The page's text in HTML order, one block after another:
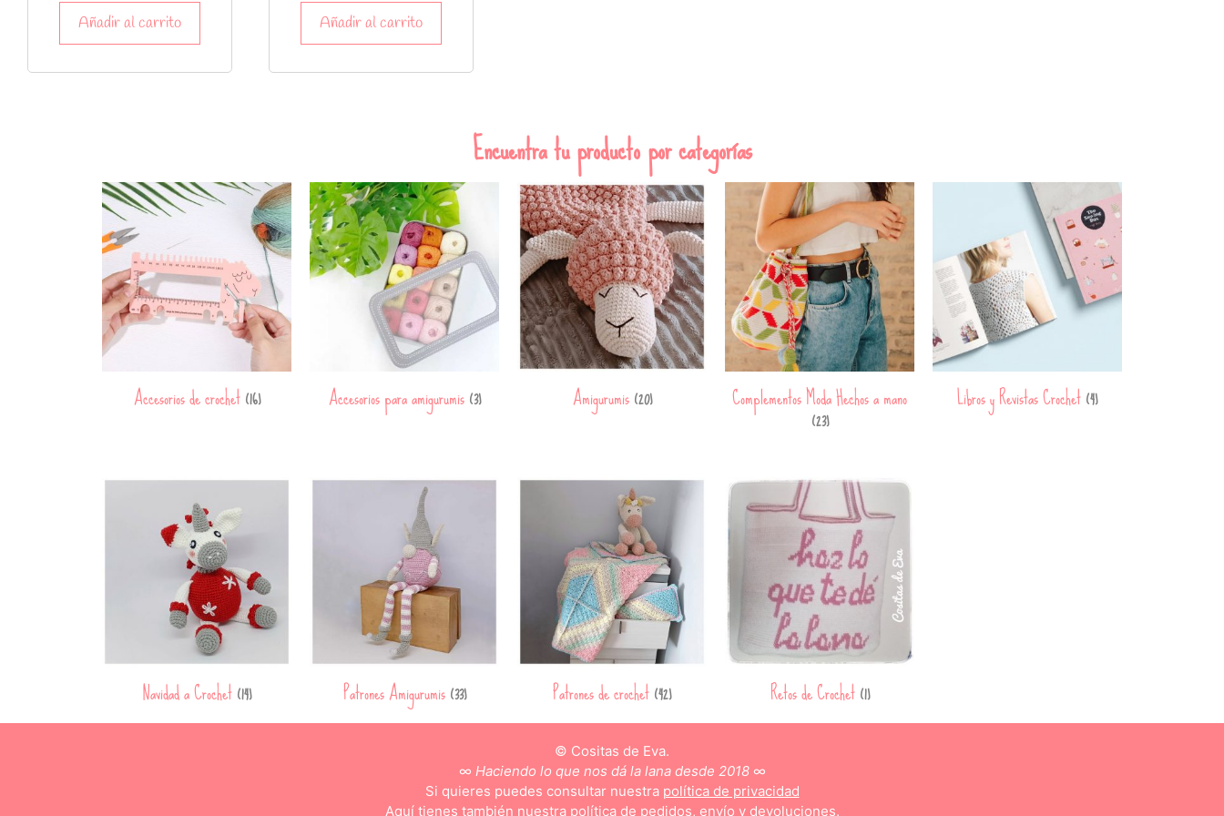
Añadir al carrito Añadir al carrito
Encuentra tu producto por categorías
Accesorios de crochet(16) Accesorios para amigurumis(3) Amigurumis(20) Complementos Moda Hechos a mano
(23)
Libros y Revistas Crochet(4)
Navidad a Crochet(14) Patrones Amigurumis(33) Patrones de crochet(42) Retos de Crochet(1)
© Cositas de Eva.
∞ Haciendo lo que nos dá la lana desde 2018∞
Si quieres puedes consultar nuestra política de privacidad
Aquí tienes también nuestra política de pedidos, envío y devoluciones.